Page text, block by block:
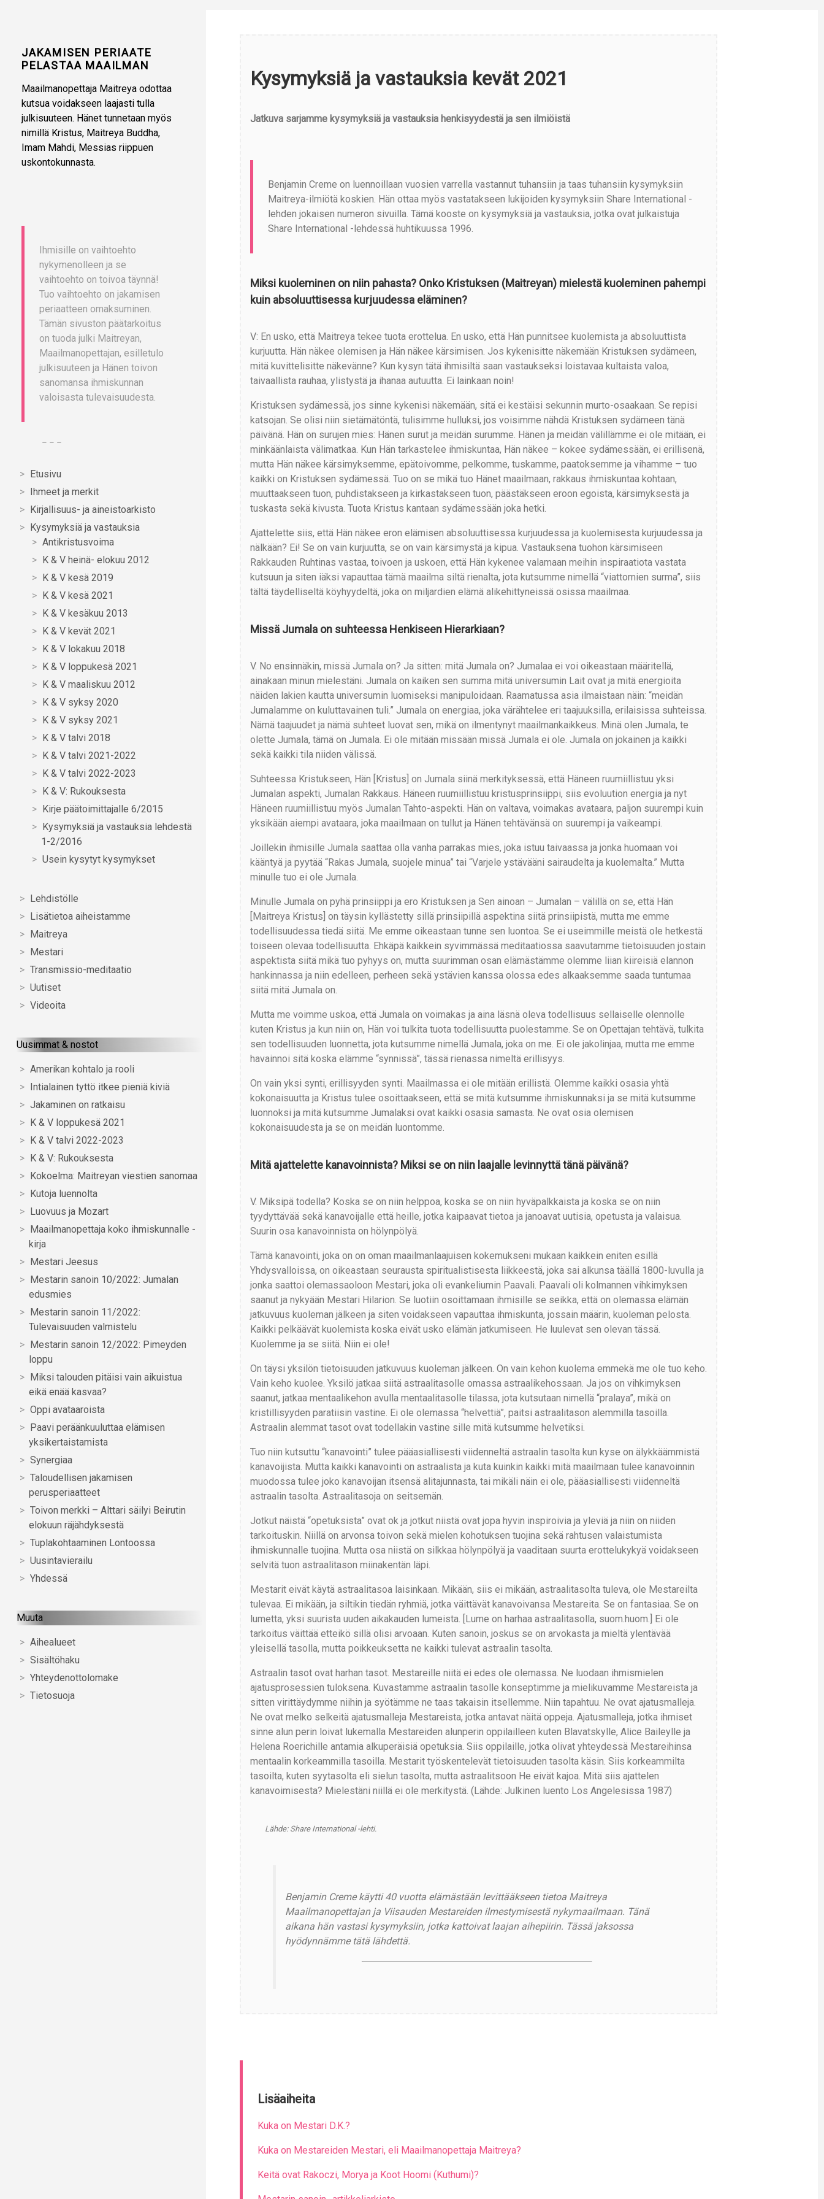
JAKAMISEN PERIAATE
PELASTAA MAAILMAN
Maailmanopettaja Maitreya odottaa
kutsua voidakseen laajasti tulla
julkisuuteen. Hänet tunnetaan myös
nimillä Kristus, Maitreya Buddha,
Imam Mahdi, Messias riippuen
uskontokunnasta.
Etusivu
Ihmeet ja merkit
Kirjallisuus- ja aineistoarkisto
Kysymyksiä ja vastauksia
Antikristusvoima
K & V heinä- elokuu 2012
K & V kesä 2019
K & V kesä 2021
K & V kesäkuu 2013
K & V kevät 2021
K & V lokakuu 2018
K & V loppukesä 2021
K & V maaliskuu 2012
K & V syksy 2020
K & V syksy 2021
K & V talvi 2018
K & V talvi 2021-2022
K & V talvi 2022-2023
K & V: Rukouksesta
Kirje päätoimittajalle 6/2015
Kysymyksiä ja vastauksia lehdestä
1-2/2016
Usein kysytyt kysymykset
Lehdistölle
Lisätietoa aiheistamme
Maitreya
Mestari
Transmissio-meditaatio
Uutiset
Videoita
Uusimmat & nostot
Amerikan kohtalo ja rooli
Intialainen tyttö itkee pieniä kiviä
Jakaminen on ratkaisu
K & V loppukesä 2021
K & V talvi 2022-2023
K & V: Rukouksesta
Kokoelma: Maitreyan viestien sanomaa
Kutoja luennolta
Luovuus ja Mozart
Maailmanopettaja koko ihmiskunnalle -
kirja
Mestari Jeesus
Mestarin sanoin 10/2022: Jumalan
edusmies
Mestarin sanoin 11/2022:
Tulevaisuuden valmistelu
Mestarin sanoin 12/2022: Pimeyden
loppu
Miksi talouden pitäisi vain aikuistua
eikä enää kasvaa?
Oppi avataaroista
Paavi peräänkuuluttaa elämisen
yksikertaistamista
Synergiaa
Taloudellisen jakamisen
perusperiaatteet
Toivon merkki – Alttari säilyi Beirutin
elokuun räjähdyksestä
Tuplakohtaaminen Lontoossa
Uusintavierailu
Yhdessä
Muuta
Aihealueet
Sisältöhaku
Yhteydenottolomake
Tietosuoja
Kysymyksiä ja vastauksia kevät 2021
Jatkuva sarjamme kysymyksiä ja vastauksia henkisyydestä ja sen ilmiöistä
Benjamin Creme on luennoillaan vuosien varrella vastannut tuhansiin ja taas tuhansiin kysymyksiin
Maitreya-ilmiötä koskien. Hän ottaa myös vastatakseen lukijoiden kysymyksiin Share International -
lehden jokaisen numeron sivuilla. Tämä kooste on kysymyksiä ja vastauksia, jotka ovat julkaistuja
Share International -lehdessä huhtikuussa 1996.
Miksi kuoleminen on niin pahasta? Onko Kristuksen (Maitreyan) mielestä kuoleminen pahempi
kuin absoluuttisessa kurjuudessa eläminen?
V: En usko, että Maitreya tekee tuota erottelua. En usko, että Hän punnitsee kuolemista ja absoluuttista
kurjuutta. Hän näkee olemisen ja Hän näkee kärsimisen. Jos kykenisitte näkemään Kristuksen sydämeen,
mitä kuvittelisitte näkevänne? Kun kysyn tätä ihmisiltä saan vastaukseksi loistavaa kultaista valoa,
taivaallista rauhaa, ylistystä ja ihanaa autuutta. Ei lainkaan noin!
Kristuksen sydämessä, jos sinne kykenisi näkemään, sitä ei kestäisi sekunnin murto-osaakaan. Se repisi
katsojan. Se olisi niin sietämätöntä, tulisimme hulluksi, jos voisimme nähdä Kristuksen sydämeen tänä
päivänä. Hän on surujen mies: Hänen surut ja meidän surumme. Hänen ja meidän välillämme ei ole mitään, ei
minkäänlaista välimatkaa. Kun Hän tarkastelee ihmiskuntaa, Hän näkee – kokee sydämessään, ei erillisenä,
mutta Hän näkee kärsimyksemme, epätoivomme, pelkomme, tuskamme, paatoksemme ja vihamme – tuo
kaikki on Kristuksen sydämessä. Tuo on se mikä tuo Hänet maailmaan, rakkaus ihmiskuntaa kohtaan,
muuttaakseen tuon, puhdistakseen ja kirkastakseen tuon, päästäkseen eroon egoista, kärsimyksestä ja
tuskasta sekä kivusta. Tuota Kristus kantaan sydämessään joka hetki.
Ajattelette siis, että Hän näkee eron elämisen absoluuttisessa kurjuudessa ja kuolemisesta kurjuudessa ja
nälkään? Ei! Se on vain kurjuutta, se on vain kärsimystä ja kipua. Vastauksena tuohon kärsimiseen
Rakkauden Ruhtinas vastaa, toivoen ja uskoen, että Hän kykenee valamaan meihin inspiraatiota vastata
kutsuun ja siten iäksi vapauttaa tämä maailma siltä rienalta, jota kutsumme nimellä “viattomien surma”, siis
tältä täydelliseltä köyhyydeltä, joka on miljardien elämä alikehittyneissä osissa maailmaa.
Missä Jumala on suhteessa Henkiseen Hierarkiaan?
V. No ensinnäkin, missä Jumala on? Ja sitten: mitä Jumala on? Jumalaa ei voi oikeastaan määritellä,
ainakaan minun mielestäni. Jumala on kaiken sen summa mitä universumin Lait ovat ja mitä energioita
näiden lakien kautta universumin luomiseksi manipuloidaan. Raamatussa asia ilmaistaan näin: “meidän
Jumalamme on kuluttavainen tuli.” Jumala on energiaa, joka värähtelee eri taajuuksilla, erilaisissa suhteissa.
Nämä taajuudet ja nämä suhteet luovat sen, mikä on ilmentynyt maailmankaikkeus. Minä olen Jumala, te
olette Jumala, tämä on Jumala. Ei ole mitään missään missä Jumala ei ole. Jumala on jokainen ja kaikki
sekä kaikki tila niiden välissä.
Suhteessa Kristukseen, Hän [Kristus] on Jumala siinä merkityksessä, että Häneen ruumiillistuu yksi
Jumalan aspekti, Jumalan Rakkaus. Häneen ruumiillistuu kristusprinsiippi, siis evoluution energia ja nyt
Häneen ruumiillistuu myös Jumalan Tahto-aspekti. Hän on valtava, voimakas avataara, paljon suurempi kuin
yksikään aiempi avataara, joka maailmaan on tullut ja Hänen tehtävänsä on suurempi ja vaikeampi.
Joillekin ihmisille Jumala saattaa olla vanha parrakas mies, joka istuu taivaassa ja jonka huomaan voi
kääntyä ja pyytää “Rakas Jumala, suojele minua” tai “Varjele ystävääni sairaudelta ja kuolemalta.” Mutta
minulle tuo ei ole Jumala.
Minulle Jumala on pyhä prinsiippi ja ero Kristuksen ja Sen ainoan – Jumalan – välillä on se, että Hän
[Maitreya Kristus] on täysin kyllästetty sillä prinsiipillä aspektina siitä prinsiipistä, mutta me emme
todellisuudessa tiedä siitä. Me emme oikeastaan tunne sen luontoa. Se ei useimmille meistä ole hetkestä
toiseen olevaa todellisuutta. Ehkäpä kaikkein syvimmässä meditaatiossa saavutamme tietoisuuden jostain
aspektista siitä mikä tuo pyhyys on, mutta suurimman osan elämästämme olemme liian kiireisiä elannon
hankinnassa ja niin edelleen, perheen sekä ystävien kanssa olossa edes alkaaksemme saada tuntumaa
siitä mitä Jumala on.
Mutta me voimme uskoa, että Jumala on voimakas ja aina läsnä oleva todellisuus sellaiselle olennolle
kuten Kristus ja kun niin on, Hän voi tulkita tuota todellisuutta puolestamme. Se on Opettajan tehtävä, tulkita
sen todellisuuden luonnetta, jota kutsumme nimellä Jumala, joka on me. Ei ole jakolinjaa, mutta me emme
havainnoi sitä koska elämme “synnissä”, tässä rienassa nimeltä erillisyys.
On vain yksi synti, erillisyyden synti. Maailmassa ei ole mitään erillistä. Olemme kaikki osasia yhtä
kokonaisuutta ja Kristus tulee osoittaakseen, että se mitä kutsumme ihmiskunnaksi ja se mitä kutsumme
luonnoksi ja mitä kutsumme Jumalaksi ovat kaikki osasia samasta. Ne ovat osia olemisen
kokonaisuudesta ja se on meidän luontomme.
Mitä ajattelette kanavoinnista? Miksi se on niin laajalle levinnyttä tänä päivänä?
V. Miksipä todella? Koska se on niin helppoa, koska se on niin hyväpalkkaista ja koska se on niin
tyydyttävää sekä kanavoijalle että heille, jotka kaipaavat tietoa ja janoavat uutisia, opetusta ja valaisua.
Suurin osa kanavoinnista on hölynpölyä.
Tämä kanavointi, joka on on oman maailmanlaajuisen kokemukseni mukaan kaikkein eniten esillä
Yhdysvalloissa, on oikeastaan seurausta spiritualistisesta liikkeestä, joka sai alkunsa täällä 1800-luvulla ja
jonka saattoi olemassaoloon Mestari, joka oli evankeliumin Paavali. Paavali oli kolmannen vihkimyksen
saanut ja nykyään Mestari Hilarion. Se luotiin osoittamaan ihmisille se seikka, että on olemassa elämän
jatkuvuus kuoleman jälkeen ja siten voidakseen vapauttaa ihmiskunta, jossain määrin, kuoleman pelosta.
Kaikki pelkäävät kuolemista koska eivät usko elämän jatkumiseen. He luulevat sen olevan tässä.
Kuolemme ja se siitä. Niin ei ole!
On täysi yksilön tietoisuuden jatkuvuus kuoleman jälkeen. On vain kehon kuolema emmekä me ole tuo keho.
Vain keho kuolee. Yksilö jatkaa siitä astraalitasolle omassa astraalikehossaan. Ja jos on vihkimyksen
saanut, jatkaa mentaalikehon avulla mentaalitasolle tilassa, jota kutsutaan nimellä “pralaya”, mikä on
kristillisyyden paratiisin vastine. Ei ole olemassa “helvettiä”, paitsi astraalitason alemmilla tasoilla.
Astraalin alemmat tasot ovat todellakin vastine sille mitä kutsumme helvetiksi.
Tuo niin kutsuttu “kanavointi” tulee pääasiallisesti viidenneltä astraalin tasolta kun kyse on älykkäämmistä
kanavoijista. Mutta kaikki kanavointi on astraalista ja kuta kuinkin kaikki mitä maailmaan tulee kanavoinnin
muodossa tulee joko kanavoijan itsensä alitajunnasta, tai mikäli näin ei ole, pääasiallisesti viidenneltä
astraalin tasolta. Astraalitasoja on seitsemän.
Jotkut näistä “opetuksista” ovat ok ja jotkut niistä ovat jopa hyvin inspiroivia ja yleviä ja niin on niiden
tarkoituskin. Niillä on arvonsa toivon sekä mielen kohotuksen tuojina sekä rahtusen valaistumista
ihmiskunnalle tuojina. Mutta osa niistä on silkkaa hölynpölyä ja vaaditaan suurta erottelukykyä voidakseen
selvitä tuon astraalitason miinakentän läpi.
Mestarit eivät käytä astraalitasoa laisinkaan. Mikään, siis ei mikään, astraalitasolta tuleva, ole Mestareilta
tulevaa. Ei mikään, ja siltikin tiedän ryhmiä, jotka väittävät kanavoivansa Mestareita. Se on fantasiaa. Se on
lumetta, yksi suurista uuden aikakauden lumeista. [Lume on harhaa astraalitasolla, suom.huom.] Ei ole
tarkoitus väittää etteikö sillä olisi arvoaan. Kuten sanoin, joskus se on arvokasta ja mieltä ylentävää
yleisellä tasolla, mutta poikkeuksetta ne kaikki tulevat astraalin tasolta.
Astraalin tasot ovat harhan tasot. Mestareille niitä ei edes ole olemassa. Ne luodaan ihmismielen
ajatusprosessien tuloksena. Kuvastamme astraalin tasolle konseptimme ja mielikuvamme Mestareista ja
sitten virittäydymme niihin ja syötämme ne taas takaisin itsellemme. Niin tapahtuu. Ne ovat ajatusmalleja.
Ne ovat melko selkeitä ajatusmalleja Mestareista, jotka antavat näitä oppeja. Ajatusmalleja, jotka ihmiset
sinne alun perin loivat lukemalla Mestareiden alunperin oppilailleen kuten Blavatskylle, Alice Baileylle ja
Helena Roerichille antamia alkuperäisiä opetuksia. Siis oppilaille, jotka olivat yhteydessä Mestareihinsa
mentaalin korkeammilla tasoilla. Mestarit työskentelevät tietoisuuden tasolta käsin. Siis korkeammilta
tasoilta, kuten syytasolta eli sielun tasolta, mutta astraalitsoon He eivät kajoa. Mitä siis ajattelen
kanavoimisesta? Mielestäni niillä ei ole merkitystä. (Lähde: Julkinen luento Los Angelesissa 1987)
Lähde: Share International -lehti.
Benjamin Creme käytti 40 vuotta elämästään levittääkseen tietoa Maitreya
Maailmanopettajan ja Viisauden Mestareiden ilmestymisestä nykymaailmaan. Tänä
aikana hän vastasi kysymyksiin, jotka kattoivat laajan aihepiirin. Tässä jaksossa
hyödynnämme tätä lähdettä.
Lisäaiheita
Kuka on Mestari D.K.?
Kuka on Mestareiden Mestari, eli Maailmanopettaja Maitreya?
Keitä ovat Rakoczi, Morya ja Koot Hoomi (Kuthumi)?
Ihmisille on vaihtoehto
nykymenolleen ja se
vaihtoehto on toivoa täynnä!
Tuo vaihtoehto on jakamisen
periaatteen omaksuminen.
Tämän sivuston päätarkoitus
on tuoda julki Maitreyan,
Maailmanopettajan, esilletulo
julkisuuteen ja Hänen toivon
sanomansa ihmiskunnan
valoisasta tulevaisuudesta.
– – –